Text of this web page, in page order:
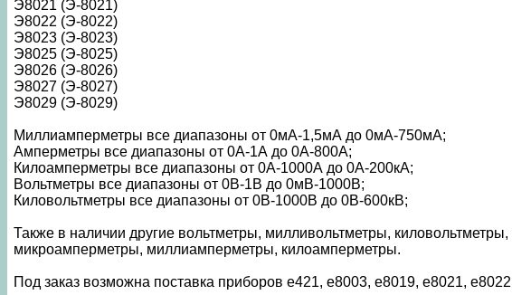
Э8021 (Э-8021)
Э8022 (Э-8022)
Э8023 (Э-8023)
Э8025 (Э-8025)
Э8026 (Э-8026)
Э8027 (Э-8027)
Э8029 (Э-8029)
Миллиамперметры все диапазоны от 0мА-1,5мА до 0мА-750мА;
Амперметры все диапазоны от 0А-1А до 0А-800А;
Килоамперметры все диапазоны от 0А-1000А до 0А-200кА;
Вольтметры все диапазоны от 0В-1В до 0мВ-1000В;
Киловольтметры все диапазоны от 0В-1000В до 0В-600кВ;
Также в наличии другие вольтметры, милливольтметры,
микроамперметры, миллиамперметры, килоамперметры.
Под заказ возможна поставка приборов e421, e8003, e8019, e8021,